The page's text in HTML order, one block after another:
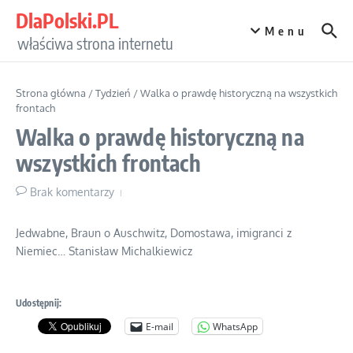
DlaPolski.PL
właściwa strona internetu
Menu
Strona główna /Tydzień /Walka o prawdę historyczną na wszystkich
frontach
Walka o prawdę historyczną na
wszystkich frontach
Brak komentarzy
Jedwabne, Braun o Auschwitz, Domostawa, imigranci z
Niemiec… Stanisław Michalkiewicz
Udostępnij:
E-mail WhatsApp